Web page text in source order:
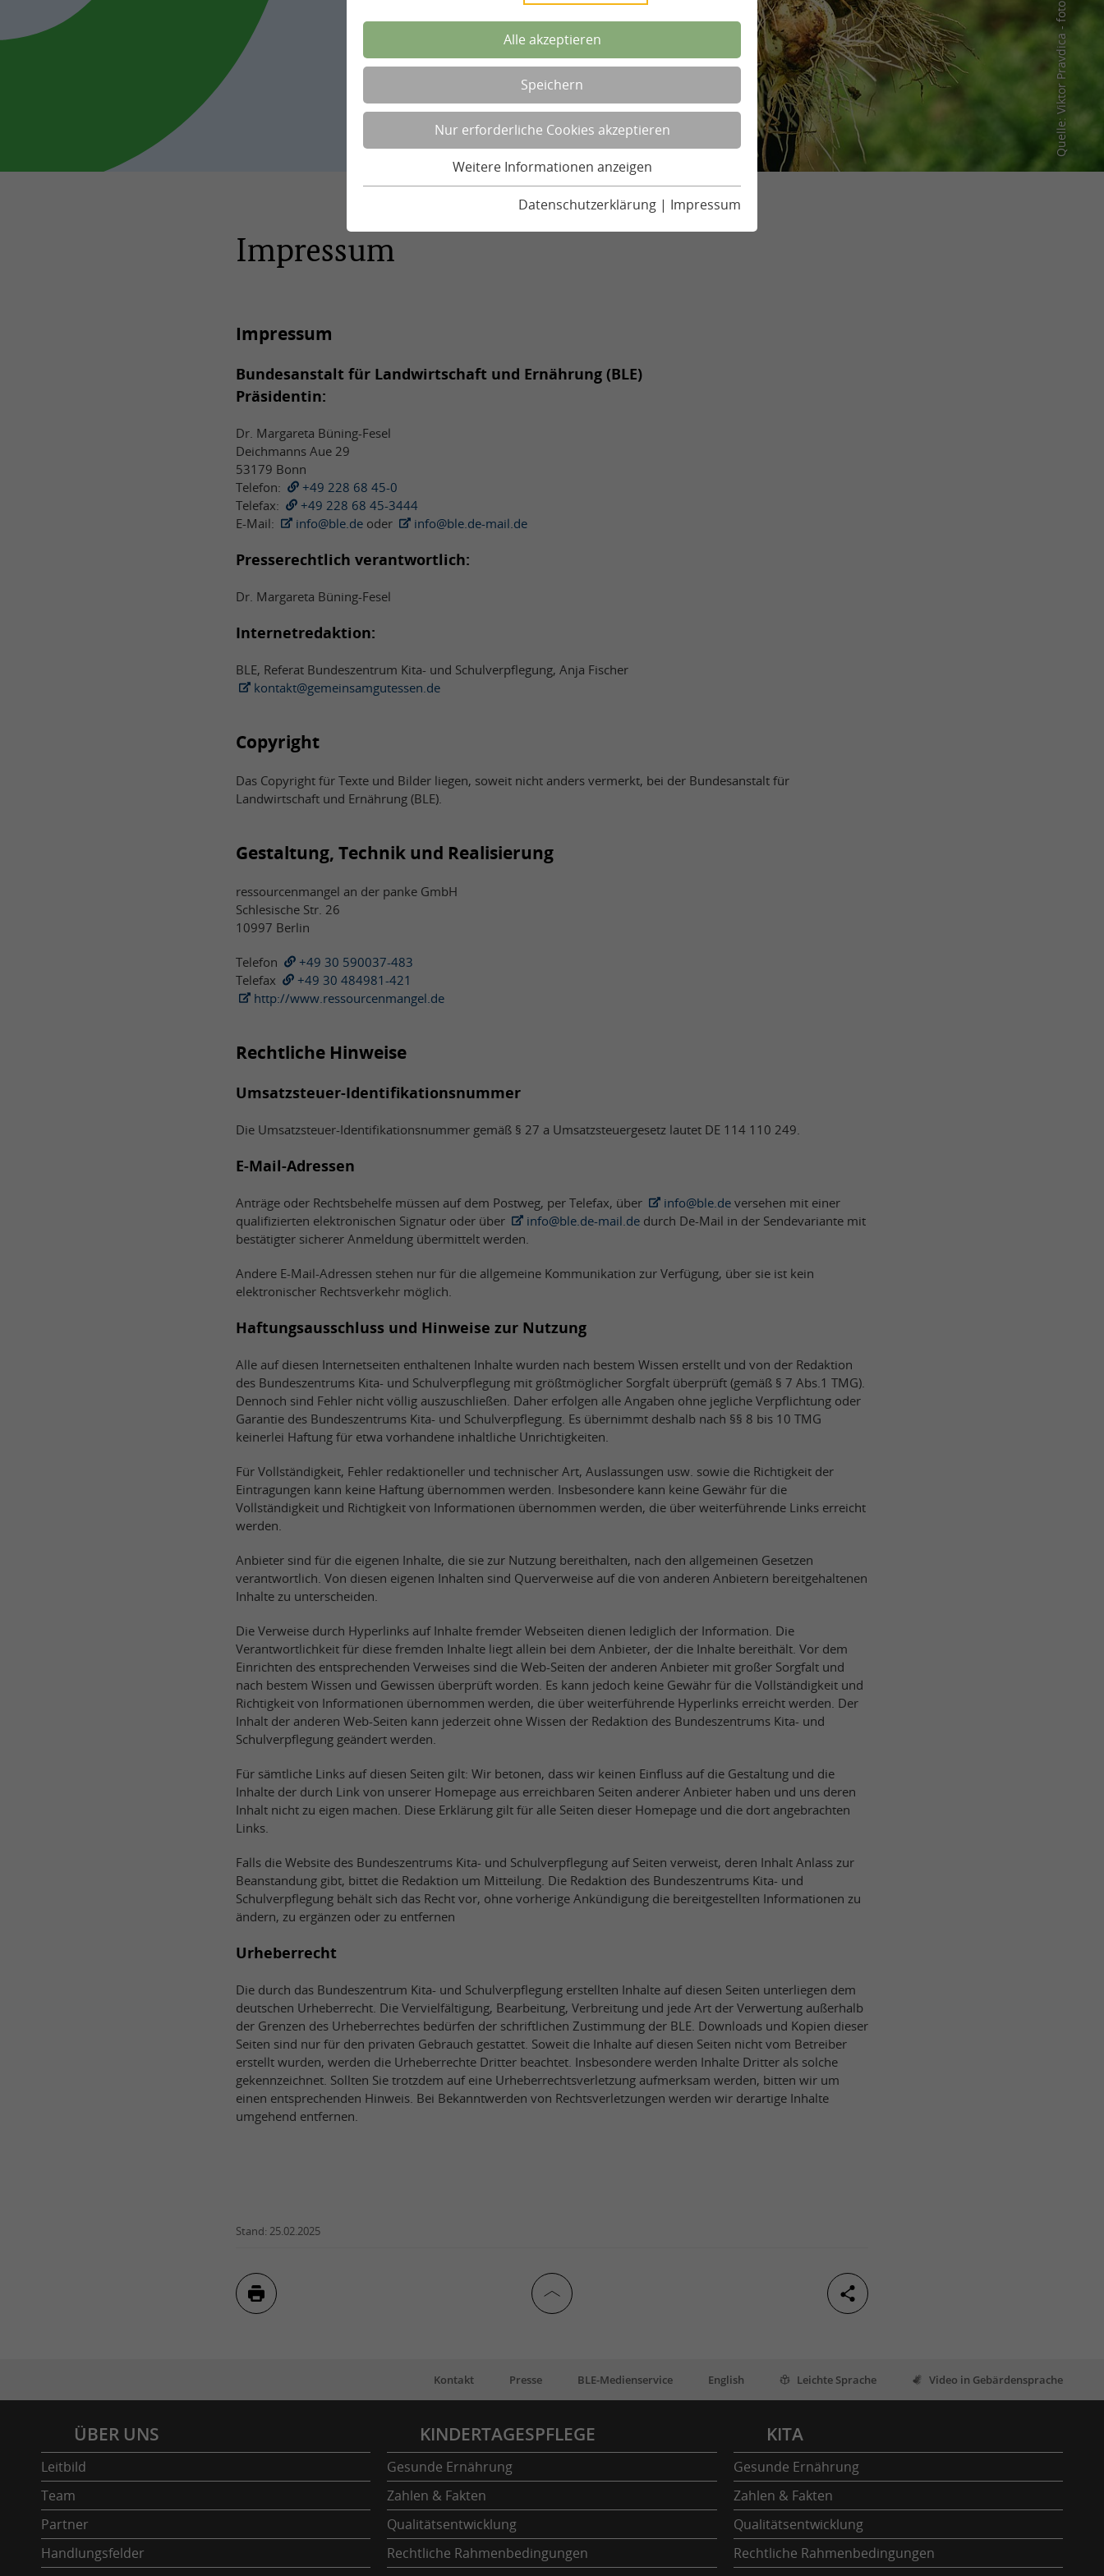
Alle akzeptieren
Speichern
Nur erforderliche Cookies akzeptieren
Weitere Informationen anzeigen
Datenschutzerklärung | Impressum
Quelle: Viktor Pravdica - fotolia.com
Impressum
Impressum
Bundesanstalt für Landwirtschaft und Ernährung (BLE)
Präsidentin:
Dr. Margareta Büning-Fesel
Deichmanns Aue 29
53179 Bonn
Telefon:
+49 228 68 45-0
Telefax:
+49 228 68 45-3444
E-Mail:
info@ble.de oder info@ble.de-mail.de
Presserechtlich verantwortlich:
Dr. Margareta Büning-Fesel
Internetredaktion:
BLE, Referat Bundeszentrum Kita- und Schulverpflegung, Anja Fischer
kontakt@gemeinsamgutessen.de
Copyright
Das Copyright für Texte und Bilder liegen, soweit nicht anders vermerkt, bei der Bundesanstalt für
Landwirtschaft und Ernährung (BLE).
Gestaltung, Technik und Realisierung
ressourcenmangel an der panke GmbH
Schlesische Str. 26
10997 Berlin
Telefon
+49 30 590037-483
Telefax
+49 30 484981-421
http://www.ressourcenmangel.de
Rechtliche Hinweise
Umsatzsteuer-Identifikationsnummer
Die Umsatzsteuer-Identifikationsnummer gemäß § 27 a Umsatzsteuergesetz lautet DE 114 110 249.
E-Mail-Adressen
Anträge oder Rechtsbehelfe müssen auf dem Postweg, per Telefax, über info@ble.de versehen mit einer
qualifizierten elektronischen Signatur oder über
info@ble.de-mail.de durch De-Mail in der Sendevariante mit
bestätigter sicherer Anmeldung übermittelt werden.
Andere E-Mail-Adressen stehen nur für die allgemeine Kommunikation zur Verfügung, über sie ist kein
elektronischer Rechtsverkehr möglich.
Haftungsausschluss und Hinweise zur Nutzung
Alle auf diesen Internetseiten enthaltenen Inhalte wurden nach bestem Wissen erstellt und von der Redaktion
des Bundeszentrums Kita- und Schulverpflegung mit größtmöglicher Sorgfalt überprüft (gemäß § 7 Abs.1 TMG).
Dennoch sind Fehler nicht völlig auszuschließen. Daher erfolgen alle Angaben ohne jegliche Verpflichtung oder
Garantie des Bundeszentrums Kita- und Schulverpflegung. Es übernimmt deshalb nach §§ 8 bis 10 TMG
keinerlei Haftung für etwa vorhandene inhaltliche Unrichtigkeiten.
Für Vollständigkeit, Fehler redaktioneller und technischer Art, Auslassungen usw. sowie die Richtigkeit der
Eintragungen kann keine Haftung übernommen werden. Insbesondere kann keine Gewähr für die
Vollständigkeit und Richtigkeit von Informationen übernommen werden, die über weiterführende Links erreicht
werden.
Anbieter sind für die eigenen Inhalte, die sie zur Nutzung bereithalten, nach den allgemeinen Gesetzen
verantwortlich. Von diesen eigenen Inhalten sind Querverweise auf die von anderen Anbietern bereitgehaltenen
Inhalte zu unterscheiden.
Die Verweise durch Hyperlinks auf Inhalte fremder Webseiten dienen lediglich der Information. Die
Verantwortlichkeit für diese fremden Inhalte liegt allein bei dem Anbieter, der die Inhalte bereithält. Vor dem
Einrichten des entsprechenden Verweises sind die Web-Seiten der anderen Anbieter mit großer Sorgfalt und
nach bestem Wissen und Gewissen überprüft worden. Es kann jedoch keine Gewähr für die Vollständigkeit und
Richtigkeit von Informationen übernommen werden, die über weiterführende Hyperlinks erreicht werden. Der
Inhalt der anderen Web-Seiten kann jederzeit ohne Wissen der Redaktion des Bundeszentrums Kita- und
Schulverpflegung geändert werden.
Für sämtliche Links auf diesen Seiten gilt: Wir betonen, dass wir keinen Einfluss auf die Gestaltung und die
Inhalte der durch Link von unserer Homepage aus erreichbaren Seiten anderer Anbieter haben und uns deren
Inhalt nicht zu eigen machen. Diese Erklärung gilt für alle Seiten dieser Homepage und die dort angebrachten
Links.
Falls die Website des Bundeszentrums Kita- und Schulverpflegung auf Seiten verweist, deren Inhalt Anlass zur
Beanstandung gibt, bittet die Redaktion um Mitteilung. Die Redaktion des Bundeszentrums Kita- und
Schulverpflegung behält sich das Recht vor, ohne vorherige Ankündigung die bereitgestellten Informationen zu
ändern, zu ergänzen oder zu entfernen
Urheberrecht
Die durch das Bundeszentrum Kita- und Schulverpflegung erstellten Inhalte auf diesen Seiten unterliegen dem
deutschen Urheberrecht. Die Vervielfältigung, Bearbeitung, Verbreitung und jede Art der Verwertung außerhalb
der Grenzen des Urheberrechtes bedürfen der schriftlichen Zustimmung der BLE. Downloads und Kopien dieser
Seiten sind nur für den privaten Gebrauch gestattet. Soweit die Inhalte auf diesen Seiten nicht vom Betreiber
erstellt wurden, werden die Urheberrechte Dritter beachtet. Insbesondere werden Inhalte Dritter als solche
gekennzeichnet. Sollten Sie trotzdem auf eine Urheberrechtsverletzung aufmerksam werden, bitten wir um
einen entsprechenden Hinweis. Bei Bekanntwerden von Rechtsverletzungen werden wir derartige Inhalte
umgehend entfernen.
Stand: 25.02.2025
Kontakt Presse BLE-Medienservice English Leichte Sprache Video in Gebärdensprache
ÜBER UNS
Leitbild
Team
Partner
Handlungsfelder
KINDERTAGESPFLEGE
Gesunde Ernährung
Zahlen & Fakten
Qualitätsentwicklung
Rechtliche Rahmenbedingungen
KITA
Gesunde Ernährung
Zahlen & Fakten
Qualitätsentwicklung
Rechtliche Rahmenbedingungen